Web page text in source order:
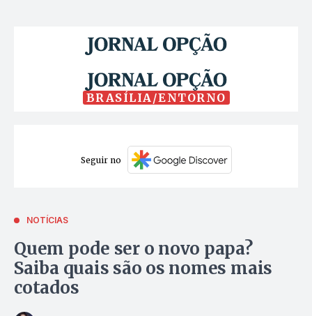
BRASÍLIA/ENTORNO
Seguir no
NOTÍCIAS
Quem pode ser o novo papa?
Saiba quais são os nomes mais
cotados